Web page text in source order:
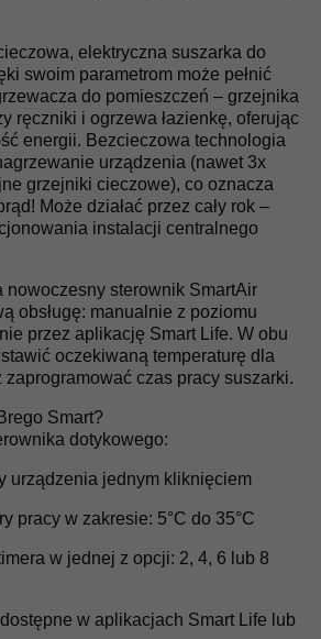
elektryczna suszarka do
swoim parametrom może pełnić
do pomieszczeń – grzejnika
ręczniki i ogrzewa łazienkę, oferując
energii. Bezcieczowa technologia
urządzenia (nawet 3x
grzejniki cieczowe), co oznacza
Może działać przez cały rok –
instalacji centralnego
nowoczesny sterownik SmartAir
obsługę: manualnie z poziomu
przez aplikację Smart Life. W obu
oczekiwaną temperaturę dla
czas pracy suszarki.
Smart?
dotykowego:
urządzenia jednym kliknięciem
pracy w zakresie: 5°C do 35°C
w jednej z opcji: 2, 4, 6 lub 8
w aplikacjach Smart Life lub